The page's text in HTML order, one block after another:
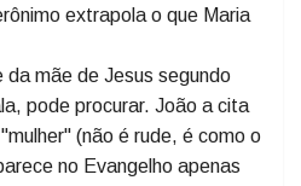
como
em Lucas, exaltando
à parte, especialmente,
extrapola o que Maria
da mãe de Jesus segundo